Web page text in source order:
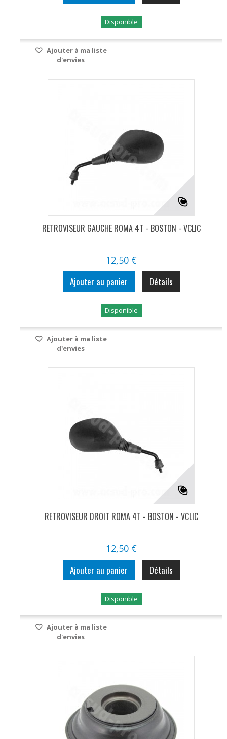
Disponible
Ajouter à ma liste
d'envies
RETROVISEUR GAUCHE ROMA 4T - BOSTON - VCLIC
12,50 €
Ajouter au panier Détails
Disponible
Ajouter à ma liste
d'envies
RETROVISEUR DROIT ROMA 4T - BOSTON - VCLIC
12,50 €
Ajouter au panier Détails
Disponible
Ajouter à ma liste
d'envies